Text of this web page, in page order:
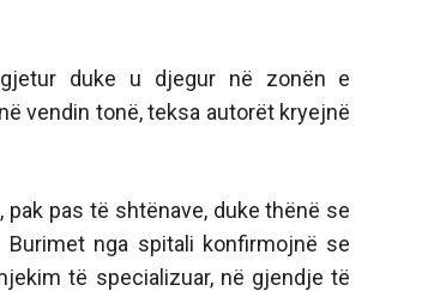
duke u djegur në zonën e
vendin tonë, teksa autorët kryejnë
pas të shtënave, duke thënë se
nga spitali konfirmojnë se
të specializuar, në gjendje të